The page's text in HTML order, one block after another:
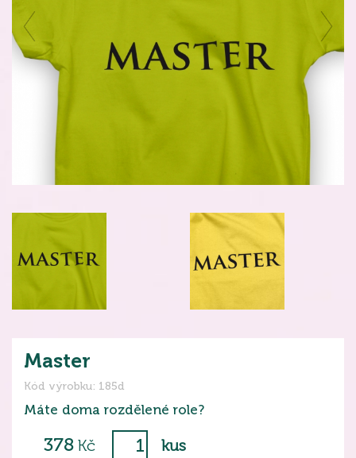
Master
Kód výrobku: 185d
Máte doma rozdělené role?
378 Kč kus